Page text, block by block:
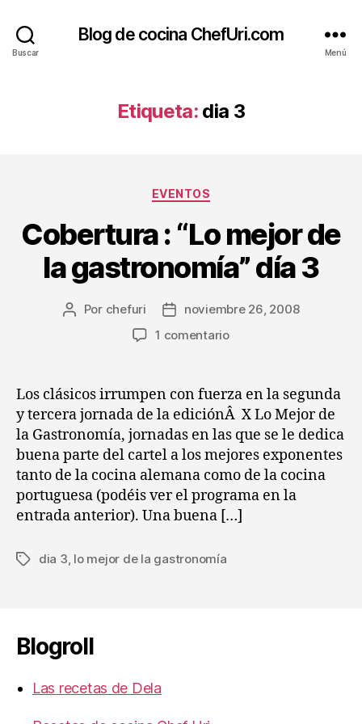
Buscar
Blog de cocina ChefUri.com
Menú
Etiqueta: dia 3
Categorías
EVENTOS
Cobertura : “Lo mejor de
la gastronomía” día 3
Autor
Por chefuri
Fechanoviembre 26, 2008
1 comentarioen
mejor
de
la
gastronomía”
día
3
Los clásicos irrumpen con fuerza en la segunda
y tercera jornada de la ediciónÂ X Lo Mejor de
la Gastronomía, jornadas en las que se le dedica
buena parte del cartel a los mejores exponentes
tanto de la cocina alemana como de la cocina
portuguesa (podéis ver el programa en la
entrada anterior). Una buena […]
Etiquetas
dia 3 lo mejor de la gastronomía
Blogroll
Las recetas de Dela